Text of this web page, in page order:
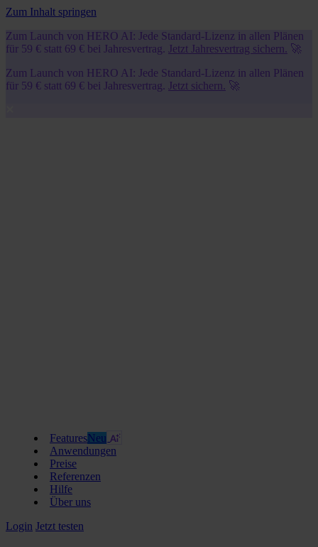
Zum Inhalt springen
Zum Launch von HERO AI: Jede Standard-Lizenz in allen Plänen
für 59 € statt 69 € bei Jahresvertrag. Jetzt Jahresvertrag sichern. 🚀
Zum Launch von HERO AI: Jede Standard-Lizenz in allen Plänen
für 59 € statt 69 € bei Jahresvertrag. Jetzt sichern. 🚀
FeaturesNeu
Anwendungen
Preise
Referenzen
Hilfe
Über uns
Login Jetzt testen